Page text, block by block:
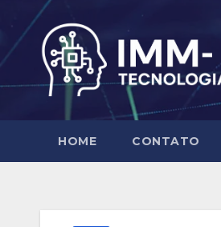
content
HOME CONTATO